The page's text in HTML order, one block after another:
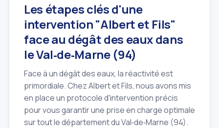
Les étapes clés d'une
intervention "Albert et Fils"
face au dégât des eaux dans
le Val‑de‑Marne (94)
Face à un dégât des eaux, la réactivité est
primordiale. Chez Albert et Fils, nous avons mis
en place un protocole d'intervention précis
pour vous garantir une prise en charge optimale
sur tout le département du Val‑de‑Marne (94).